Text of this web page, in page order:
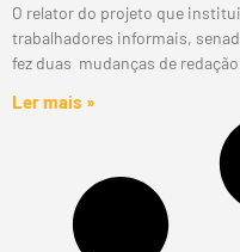
O relator do projeto que
trabalhadores informais,
fez duas mudanças de
Ler mais »